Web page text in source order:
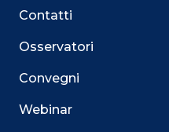
Contatti
Osservatori
Convegni
Webinar